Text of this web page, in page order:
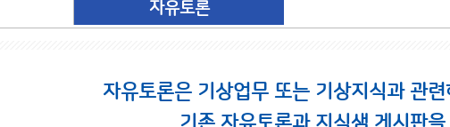
자유토론
자유토론은 기상업무 또는 기상지식과 관